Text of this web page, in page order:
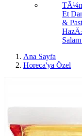
Et
&
Ana Sayfa
Horeca'ya Özel